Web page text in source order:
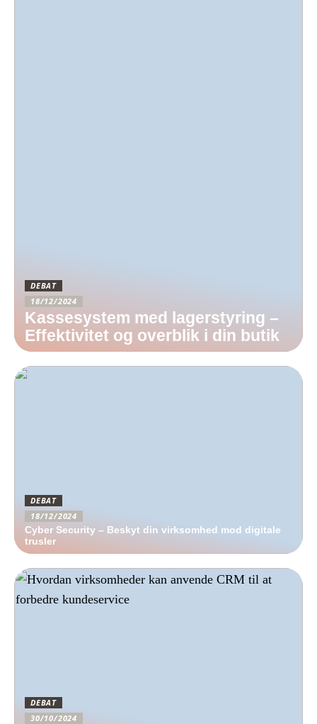
DEBAT
18/12/2024
Kassesystem med lagerstyring –
Effektivitet og overblik i din butik
DEBAT
18/12/2024
Cyber Security – Beskyt din virksomhed mod digitale
trusler
DEBAT
30/10/2024